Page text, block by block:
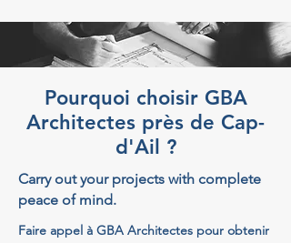
Pourquoi choisir GBA
Architectes près de Cap-
d'Ail ?
Carry out your projects with complete
peace of mind.
Faire appel à GBA Architectes pour obtenir